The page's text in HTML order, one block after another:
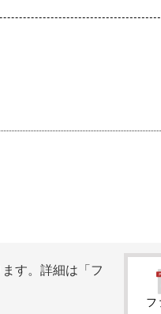
す。詳細は「フ
フ